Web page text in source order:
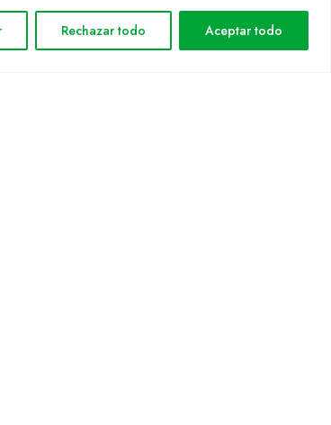
Rechazar todo Aceptar todo
legal
de privacidad